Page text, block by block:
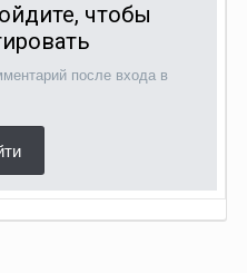
чтобы
после входа в